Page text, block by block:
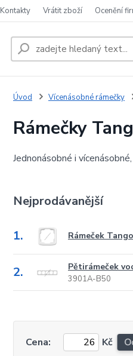
Kontakty Vrátit zboží Ocenění
Úvod Vícenásobné rámečky
Rámečky
Jednonásobné i
Nejprodávanější
1. Rámeček
2. Pětirámeček
3901A-B50
Cena: Kč